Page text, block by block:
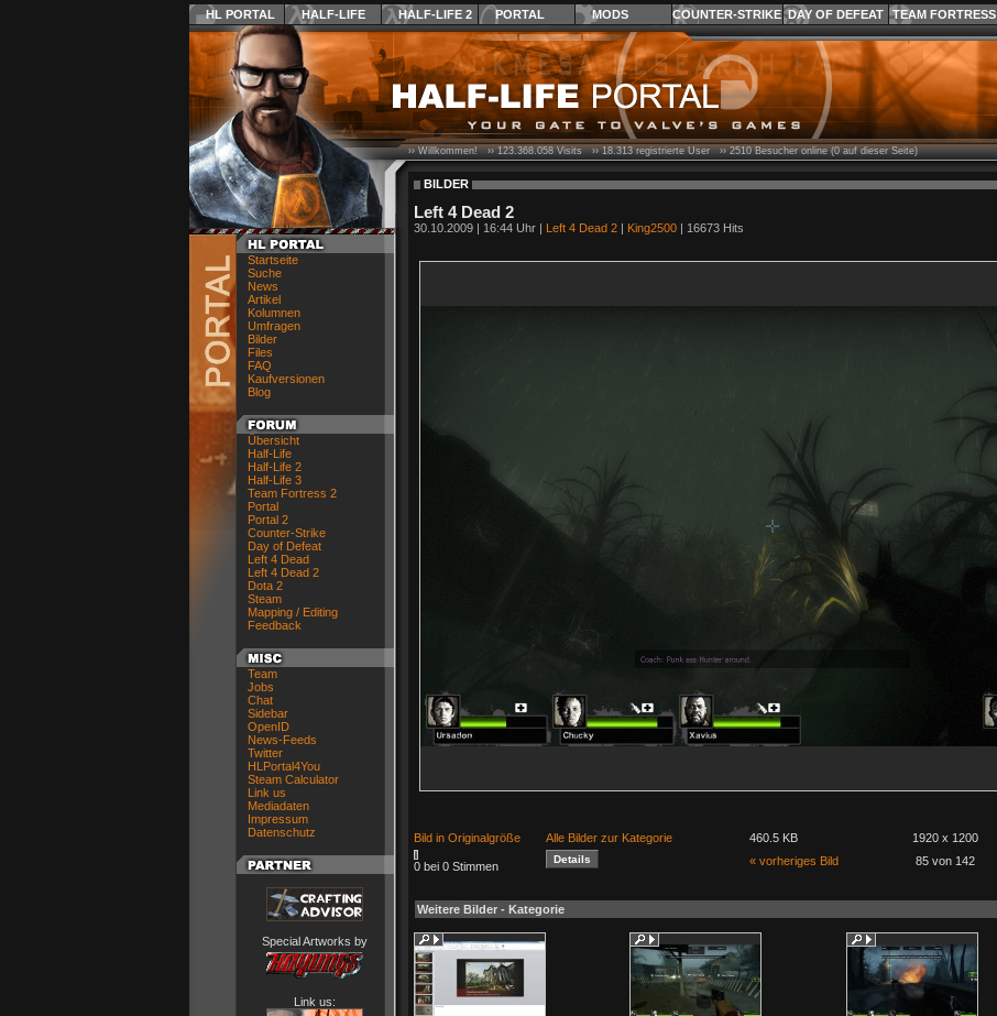
HL PORTAL HALF-LIFE HALF-LIFE 2 PORTAL MODS COUNTER-STRIKE DAY OF DEFEAT TEAM FORTRESS
Startseite
Suche
News
Artikel
Kolumnen
Umfragen
Bilder
Files
FAQ
Kaufversionen
Blog
Übersicht
Half-Life
Half-Life 2
Half-Life 3
Team Fortress 2
Portal
Portal 2
Counter-Strike
Day of Defeat
Left 4 Dead
Left 4 Dead 2
Dota 2
Steam
Mapping / Editing
Feedback
Team
Jobs
Chat
Sidebar
OpenID
News-Feeds
Twitter
HLPortal4You
Steam Calculator
Link us
Mediadaten
Impressum
Datenschutz
Special Artworks by
Link us:
›› Willkommen! ››123.368.058Visits ››18.313registrierte User ››2510Besucher online (0 auf dieser Seite)
BILDER
Left 4 Dead 2
30.10.2009 | 16:44 Uhr | Left 4 Dead 2| King2500| 16673 Hits
Bild in Originalgröße Alle Bilder zur Kategorie 460.5 KB 1920 x 1200
0 bei 0 Stimmen « vorheriges Bild 85 von 142
Weitere Bilder - Kategorie